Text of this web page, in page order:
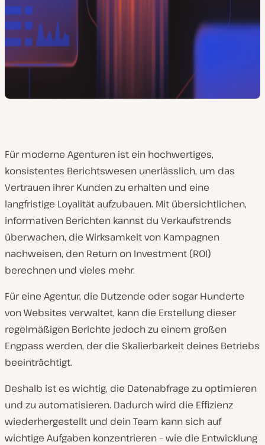
Für moderne Agenturen ist ein hochwertiges,
konsistentes Berichtswesen unerlässlich, um das
Vertrauen ihrer Kunden zu erhalten und eine
langfristige Loyalität aufzubauen. Mit übersichtlichen,
informativen Berichten kannst du Verkaufstrends
überwachen, die Wirksamkeit von Kampagnen
nachweisen, den Return on Investment (ROI)
berechnen und vieles mehr.
Für eine Agentur, die Dutzende oder sogar Hunderte
von Websites verwaltet, kann die Erstellung dieser
regelmäßigen Berichte jedoch zu einem großen
Engpass werden, der die Skalierbarkeit deines Betriebs
beeinträchtigt.
Deshalb ist es wichtig, die Datenabfrage zu optimieren
und zu automatisieren. Dadurch wird die Effizienz
wiederhergestellt und dein Team kann sich auf
wichtige Aufgaben konzentrieren – wie die Entwicklung